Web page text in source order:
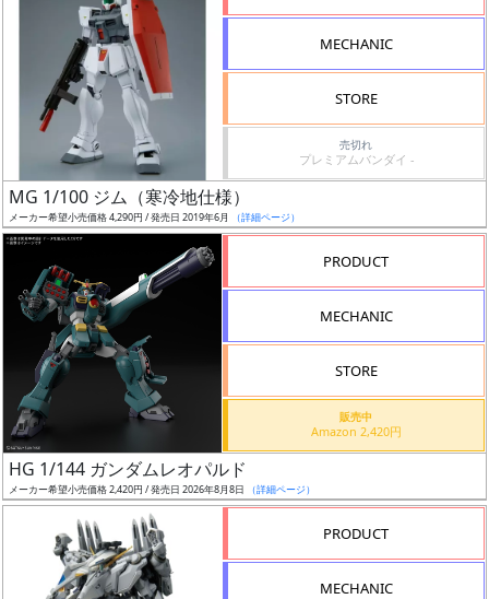
グ
レ
ー
ー
ル
MECHANIC
STORE
売切れ
プレミアムバンダイ -
MG 1/100 ジム（寒冷地仕様）
メーカー希望小売価格 4,290円 / 発売日 2019年6月 （詳細ページ）
PRODUCT
MECHANIC
STORE
販売中
Amazon 2,420円
HG 1/144 ガンダムレオパルド
メーカー希望小売価格 2,420円 / 発売日 2026年8月8日 （詳細ページ）
PRODUCT
MECHANIC